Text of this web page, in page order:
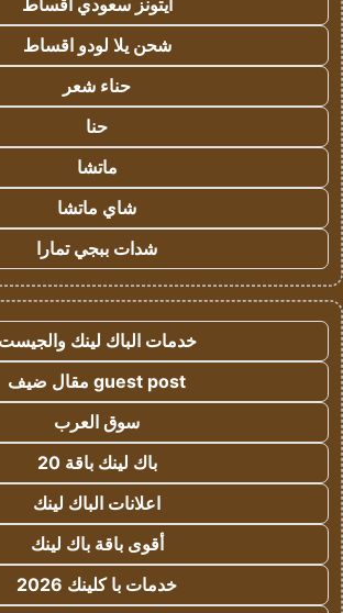
ايتونز سعودي اقساط
شحن يلا لودو اقساط
حناء شعر
حنا
ماتشا
شاي ماتشا
شدات ببجي تمارا
خدمات الباك لينك والجيست
guest post مقال ضيف
سوق العرب
باك لينك باقة 20
اعلانات الباك لينك
أقوى باقة باك لينك
خدمات با كلينك 2026